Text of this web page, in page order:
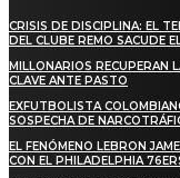
CRISIS DE DISCIPLINA: EL
DEL CLUBE REMO SACUDE
MILLONARIOS RECUPERAN
CLAVE ANTE PASTO
EXFUTBOLISTA
SOSPECHA DE
EL FENÓMENO LEBRON
CON EL PHILADELPHIA